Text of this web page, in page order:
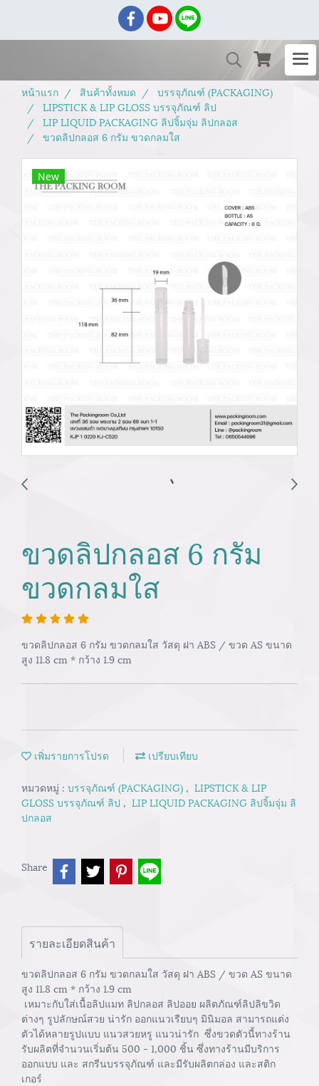
หน้าแรก สินค้าทั้งหมด
บรรจุภัณฑ์ (PACKAGING)
LIPSTICK & LIP GLOSS บรรจุภัณฑ์ ลิป
LIP LIQUID PACKAGING ลิปจิ้มจุ่ม ลิปกลอส
ขวดลิปกลอส 6 กรัม ขวดกลมใส
New
ขวดลิปกลอส 6 กรัม
ขวดกลมใส
ขวดลิปกลอส 6 กรัม ขวดกลมใส วัสดุ ฝา ABS / ขวด AS ขนาด
สูง 11.8 cm * กว้าง 1.9 cm
เพิ่มรายการโปรด เปรียบเทียบ
หมวดหมู่ : บรรจุภัณฑ์ (PACKAGING) , LIPSTICK & LIP
GLOSS บรรจุภัณฑ์ ลิป , LIP LIQUID PACKAGING ลิปจิ้มจุ่ม ลิ
ปกลอส
Share
รายละเอียดสินค้า
ขวดลิปกลอส 6 กรัม ขวดกลมใส วัสดุ ฝา ABS / ขวด AS ขนาด
สูง 11.8 cm * กว้าง 1.9 cm
เหมาะกับใส่เนื้อลิปแมท ลิปกลอส ลิปออย ผลิตภัณฑ์ลิปลิขวิด
ต่างๆ รูปลักษณ์สวย น่ารัก ออกแนวเรียบๆ มินิมอล สามารถแต่ง
ตัวได้หลายรูปแบบ แนวสวยหรู แนวน่ารัก ซึ่งขวดตัวนี้ทางร้าน
รับผลิตที่จำนวนเริ่มต้น 500 - 1,000 ชิ้น ซึ่งทางร้านมีบริการ
ออกแบบ และ สกรีนบรรจุภัณฑ์ และมีรับผลิตกล่อง และสติก
เกอร์